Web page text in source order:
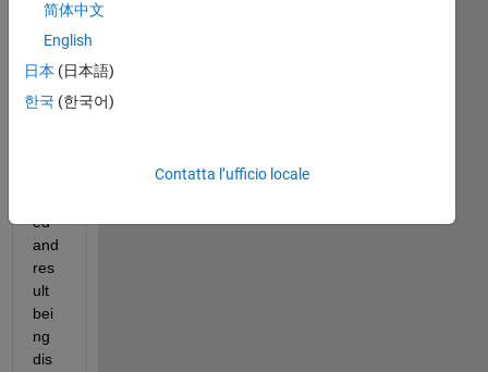
lon
co
and
ed
and
res
ult
bei
ng
dis
简体中文
English
日本 (日本語)
한국 (한국어)
Contatta l’ufficio locale